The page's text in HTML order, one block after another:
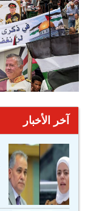
آخر الأخبار